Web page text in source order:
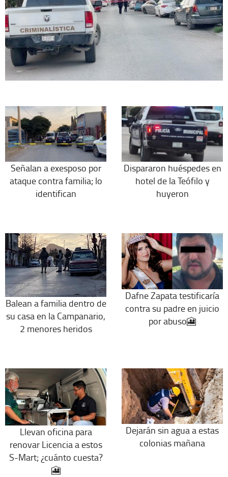
Señalan a exesposo por
ataque contra familia; lo
identifican
Dispararon huéspedes en
hotel de la Teófilo y
huyeron
Balean a familia dentro de
su casa en la Campanario,
2 menores heridos
Dafne Zapata testificaría
contra su padre en juicio
por abuso🎦
Llevan oficina para
renovar Licencia a estos
S-Mart; ¿cuánto cuesta?
🎦
Dejarán sin agua a estas
colonias mañana